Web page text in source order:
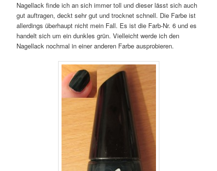
Nagellack finde ich an sich immer toll und dieser lässt sich auch
gut auftragen, deckt sehr gut und trocknet schnell. Die Farbe ist
allerdings überhaupt nicht mein Fall. Es ist die Farb-Nr. 6 und es
handelt sich um ein dunkles grün. Vielleicht werde ich den
Nagellack nochmal in einer anderen Farbe ausprobieren.